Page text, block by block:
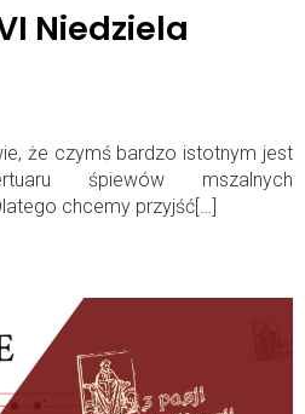
Niedziela
że czymś bardzo istotnym jest
śpiewów mszalnych
chcemy przyjść[…]